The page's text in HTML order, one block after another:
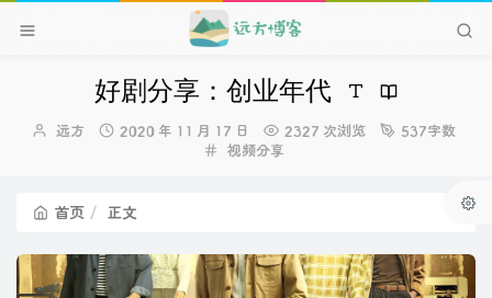
好剧分享：创业年代
博
远方
发
2020 年 11 月 17 日 2327 次浏览
537字数
分
视频分享
首页 正文